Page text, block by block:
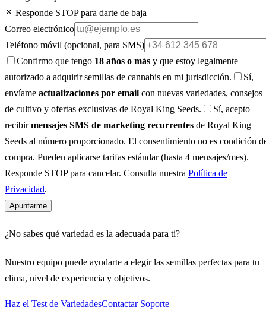
Responde STOP para darte de baja
Correo electrónico
Teléfono móvil (opcional, para SMS)
Confirmo que tengo 18 años o más y que estoy legalmente
autorizado a adquirir semillas de cannabis en mi jurisdicción.
Sí,
envíame actualizaciones por email con nuevas variedades, consejos
de cultivo y ofertas exclusivas de Royal King Seeds.
Sí, acepto
recibirmensajes SMS de marketing recurrentes de Royal King
Seeds al número proporcionado. El consentimiento no es condición
compra. Pueden aplicarse tarifas estándar (hasta 4 mensajes/mes).
Responde STOP para cancelar. Consulta nuestra Política de
Privacidad.
Apuntarme
¿No sabes qué variedad es la adecuada para ti?
Nuestro equipo puede ayudarte a elegir las semillas perfectas para tu
clima, nivel de experiencia y objetivos.
Haz el Test de VariedadesContactar Soporte